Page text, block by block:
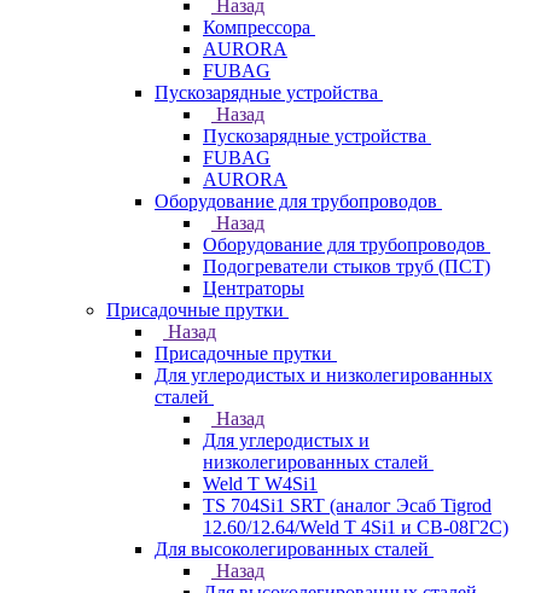
Назад
Компрессора
AURORA
FUBAG
Пускозарядные устройства
Назад
Пускозарядные устройства
FUBAG
AURORA
Оборудование для трубопроводов
Назад
Оборудование для трубопроводов
Подогреватели стыков труб (ПСТ)
Центраторы
Присадочные прутки
Назад
Присадочные прутки
Для углеродистых и низколегированных
сталей
Назад
Для углеродистых и
низколегированных сталей
Weld T W4Si1
TS 704Si1 SRT (аналог Эсаб Tigrod
12.60/12.64/Weld T 4Si1 и СВ-08Г2С)
Для высоколегированных сталей
Назад